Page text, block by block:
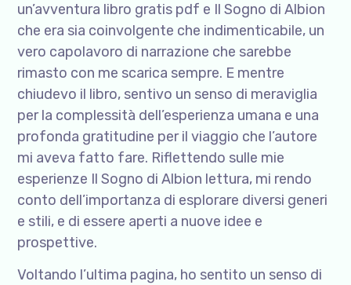
un’avventura libro gratis pdf e Il Sogno di Albion
che era sia coinvolgente che indimenticabile, un
vero capolavoro di narrazione che sarebbe
rimasto con me scarica sempre. E mentre
chiudevo il libro, sentivo un senso di meraviglia
per la complessità dell’esperienza umana e una
profonda gratitudine per il viaggio che l’autore
mi aveva fatto fare. Riflettendo sulle mie
esperienze Il Sogno di Albion lettura, mi rendo
conto dell’importanza di esplorare diversi generi
e stili, e di essere aperti a nuove idee e
prospettive.
Voltando l’ultima pagina, ho sentito un senso di